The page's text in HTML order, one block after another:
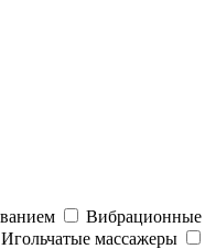
Вибрационные
Игольчатые массажеры